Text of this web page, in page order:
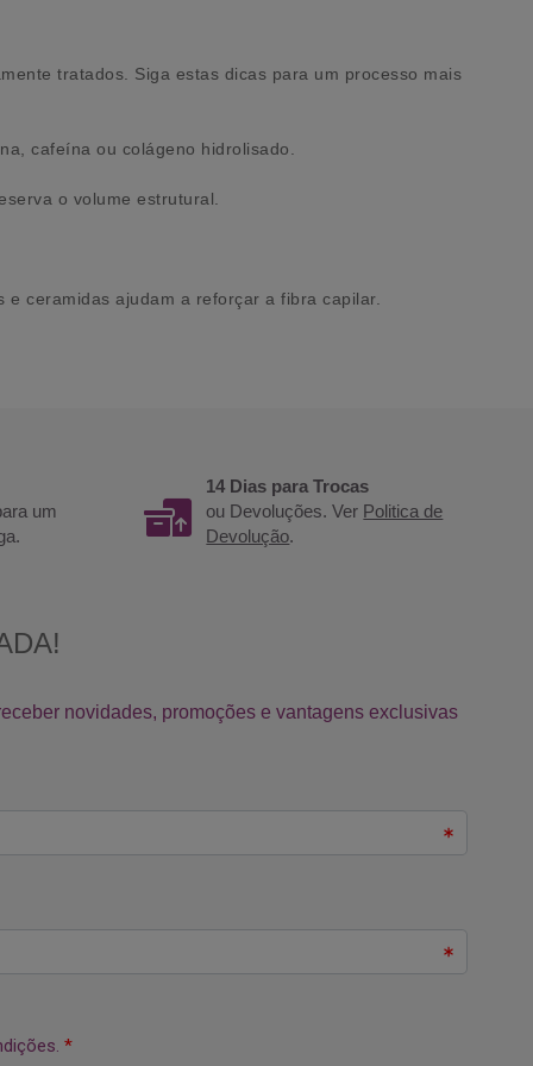
tratados. Siga estas dicas para um processo mais
cafeína ou colágeno hidrolisado.
o volume estrutural.
ceramidas ajudam a reforçar a fibra capilar.
um
14 Dias para Trocas
ou Devoluções. Ver Politica de
Devolução.